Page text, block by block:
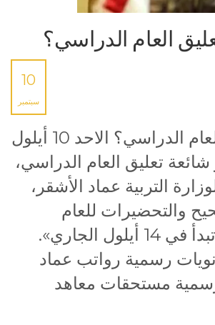
العام الدراسي؟
10
سبتمبر
ما حقيقة تعليق العام الدراسي؟ الاحد 10 أيلول
شائعة تعليق العام الدراسي،
التربية عماد الأشقر،
والتحضيرات للعام
الدراسي الجديد تبدأ في 14 أيلول الجاري».
رسمية رواتب عماد
مستحقات معاهد